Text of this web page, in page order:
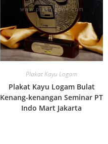
Plakat Kayu Logam
Plakat Kayu Logam Bulat
Kenang-kenangan Seminar PT
Indo Mart Jakarta